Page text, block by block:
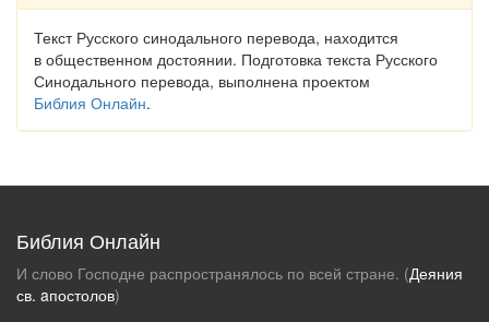
Текст Русского синодального перевода, находится
в общественном достоянии. Подготовка текста Русского
Синодального перевода, выполнена проектом
Библия Онлайн.
Библия Онлайн
И слово Господне распространялось по всей стране. (Деяния
св. aпостолов)